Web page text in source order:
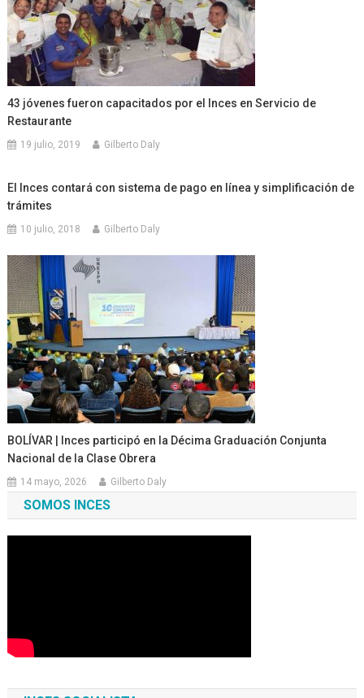
43 jóvenes fueron capacitados por el Inces en Servicio de
Restaurante
19 julio, 2019 Gilberto Daly
El Inces contará con sistema de pago en línea y simplificación de
trámites
10 julio, 2018 Gilberto Daly
BOLÍVAR | Inces participó en la Décima Graduación Conjunta
Nacional de la Clase Obrera
14 mayo, 2026 Gilberto Daly
SOMOS INCES